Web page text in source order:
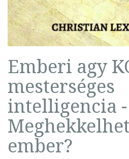
Emberi agy
mesterséges
intelligencia -
ember?